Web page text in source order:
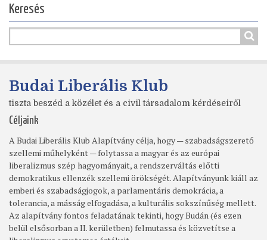
Keresés
Budai Liberális Klub
tiszta beszéd a közélet és a civil társadalom kérdéseiről
Céljaink
A Budai Liberális Klub Alapítvány célja, hogy — szabadságszerető
szellemi műhelyként — folytassa a magyar és az európai
liberalizmus szép hagyományait, a rendszerváltás előtti
demokratikus ellenzék szellemi örökségét. Alapítványunk kiáll az
emberi és szabadságjogok, a parlamentáris demokrácia, a
tolerancia, a másság elfogadása, a kulturális sokszínűség mellett.
Az alapítvány fontos feladatának tekinti, hogy Budán (és ezen
belül elsősorban a II. kerületben) felmutassa és közvetítse a